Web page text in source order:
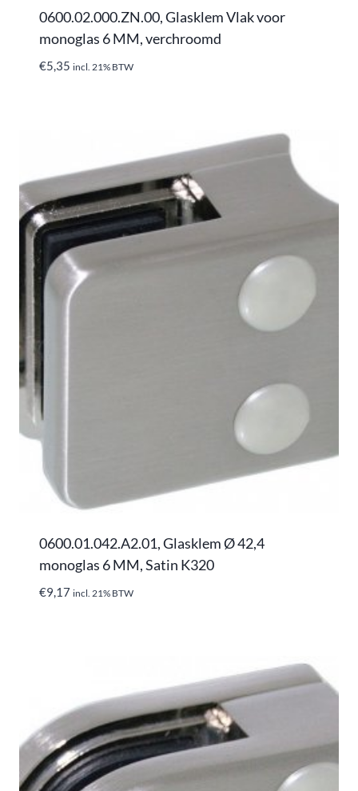
0600.02.000.ZN.00, Glasklem Vlak voor
monoglas 6 MM, verchroomd
€5,35 incl. 21% BTW
0600.01.042.A2.01, Glasklem Ø 42,4
monoglas 6 MM, Satin K320
€9,17 incl. 21% BTW